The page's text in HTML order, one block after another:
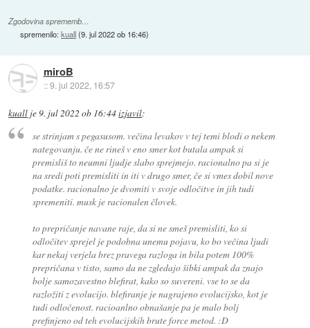
Zgodovina sprememb…
spremenilo:kuall(9. jul 2022 ob 16:46)
miroB
::9. jul 2022, 16:57
kuall je9. jul 2022 ob 16:44izjavil:
se strinjam s pegasusom. večina levakov v tej temi blodi o nekem
nategovanju. če ne rineš v eno smer kot butala ampak si
premisliš to neumni ljudje slabo sprejmejo. racionalno pa si je
na sredi poti premisliti in iti v drugo smer, če si vmes dobil nove
podatke. racionalno je dvomiti v svoje odločitve in jih tudi
spremeniti. musk je racionalen človek.
to prepričanje navane raje, da si ne smeš premisliti, ko si
odločitev sprejel je podobna unemu pojavu, ko bo večina ljudi
kar nekaj verjela brez pravega razloga in bila potem 100%
prepričana v tisto, samo da ne zgledajo šibki ampak da znajo
bolje samozavestno blefirat, kako so suvereni. vse to se da
razložiti z evolucijo. blefiranje je nagrajeno evolucijsko, kot je
tudi odločenost. racioanlno obnašanje pa je malo bolj
prefinjeno od teh evolucijskih brute force metod. :D